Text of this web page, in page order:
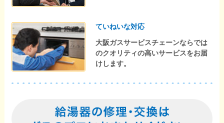
ていねいな対応
大阪ガスサービスチェーンならでは
のクオリティの高いサービスをお届
けします。